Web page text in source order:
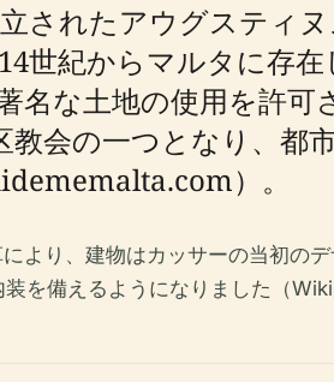
されたアウグスティ
世紀からマルタに存在
名な土地の使用を許可
会の一つとなり、都
）。
より、建物はカッサーの当初の
を備えるようになりました（